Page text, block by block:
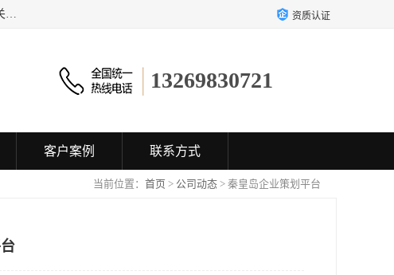
民安汇智（北京）信息咨询有限公司成立于2016年，注册地位于北京市朝阳区。经营范围包括经济贸易咨询；市场调查；公共关系服务；企业管理咨询；会议服务；企业策划；设计、制作、代理、发布广告；组织文化艺术交流活动（不含演出）；承办展览展示活动；技术推广服务。 资质认证
13269830721
客户案例 联系方式
当前位置： 首页 > 公司动态 > 秦皇岛企业策划平台